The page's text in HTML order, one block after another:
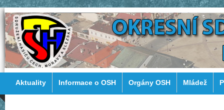
Aktuality Informace o OSH Orgány OSH Mládež